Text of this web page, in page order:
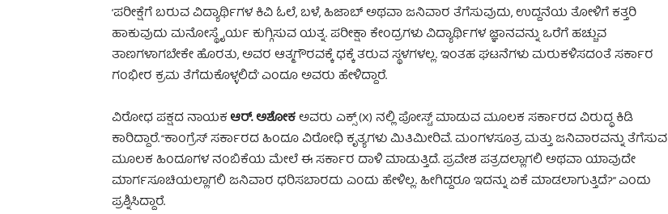
‘ಪರೀಕ್ಷೆಗೆ ಬರುವ ವಿದ್ಯಾರ್ಥಿಗಳ ಕಿವಿ ಓಲೆ, ಬಳೆ, ಹಿಜಾಬ್ ಅಥವಾ ಜನಿವಾರ ತೆಗೆಸುವುದು, ಉದ್ದನೆಯ ತೋಳಿಗೆ ಕತ್ತರಿ
ಹಾಕುವುದು ಮನೋಸ್ಥೈರ್ಯ ಕುಗ್ಗಿಸುವ ಯತ್ನ. ಪರೀಕ್ಷಾ ಕೇಂದ್ರಗಳು ವಿದ್ಯಾರ್ಥಿಗಳ ಜ್ಞಾನವನ್ನು ಒರೆಗೆ ಹಚ್ಚುವ
ತಾಣಗಳಾಗಬೇಕೇ ಹೊರತು, ಅವರ ಆತ್ಮಗೌರವಕ್ಕೆ ಧಕ್ಕೆ ತರುವ ಸ್ಥಳಗಳಲ್ಲ. ಇಂತಹ ಘಟನೆಗಳು ಮರುಕಳಿಸದಂತೆ ಸರ್ಕಾರ
ಗಂಭೀರ ಕ್ರಮ ತೆಗೆದುಕೊಳ್ಳಲಿದೆ’ ಎಂದೂ ಅವರು ಹೇಳಿದ್ದಾರೆ.
ವಿರೋಧ ಪಕ್ಷದ ನಾಯಕಆರ್. ಅಶೋಕಅವರು ಎಕ್ಸ್ (X) ನಲ್ಲಿ ಪೋಸ್ಟ್ ಮಾಡುವ ಮೂಲಕ ಸರ್ಕಾರದ ವಿರುದ್ಧ ಕಿಡಿ
ಕಾರಿದ್ದಾರೆ. “ಕಾಂಗ್ರೆಸ್ ಸರ್ಕಾರದ ಹಿಂದೂ ವಿರೋಧಿ ಕೃತ್ಯಗಳು ಮಿತಿಮೀರಿವೆ. ಮಂಗಳಸೂತ್ರ ಮತ್ತು ಜನಿವಾರವನ್ನು ತೆಗೆಸುವ
ಮೂಲಕ ಹಿಂದೂಗಳ ನಂಬಿಕೆಯ ಮೇಲೆ ಈ ಸರ್ಕಾರ ದಾಳಿ ಮಾಡುತ್ತಿದೆ. ಪ್ರವೇಶ ಪತ್ರದಲ್ಲಾಗಲಿ ಅಥವಾ ಯಾವುದೇ
ಮಾರ್ಗಸೂಚಿಯಲ್ಲಾಗಲಿ ಜನಿವಾರ ಧರಿಸಬಾರದು ಎಂದು ಹೇಳಿಲ್ಲ. ಹೀಗಿದ್ದರೂ ಇದನ್ನು ಏಕೆ ಮಾಡಲಾಗುತ್ತಿದೆ?” ಎಂದು
ಪ್ರಶ್ನಿಸಿದ್ದಾರೆ.